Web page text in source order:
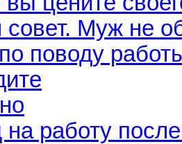
Муж не
поводу
работу после